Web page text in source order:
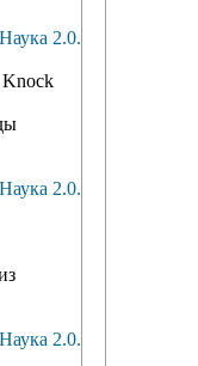
Наука 2.0.
Наука 2.0.
Наука 2.0.